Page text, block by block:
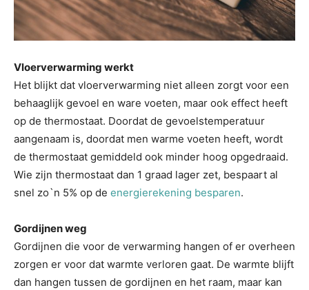
Vloerverwarming werkt
Het blijkt dat vloerverwarming niet alleen zorgt voor een
behaaglijk gevoel en ware voeten, maar ook effect heeft
op de thermostaat. Doordat de gevoelstemperatuur
aangenaam is, doordat men warme voeten heeft, wordt
de thermostaat gemiddeld ook minder hoog opgedraaid.
Wie zijn thermostaat dan 1 graad lager zet, bespaart al
snel zo`n 5% op de energierekening besparen.
Gordijnen weg
Gordijnen die voor de verwarming hangen of er overheen
zorgen er voor dat warmte verloren gaat. De warmte blijft
dan hangen tussen de gordijnen en het raam, maar kan